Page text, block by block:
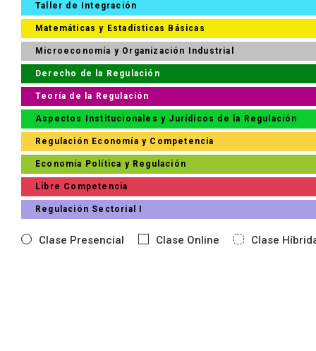
Taller de Integración
Matemáticas y Estadísticas Básicas
Microeconomía y Organización Industrial
Derecho de la Regulación
Teoría de la Regulación
Aspectos Institucionales y Jurídicos de la Regulación
Regulación Economía y Competencia
Economía Política y Regulación
Libre Competencia
Regulación Sectorial I
Clase Presencial Clase Online Clase